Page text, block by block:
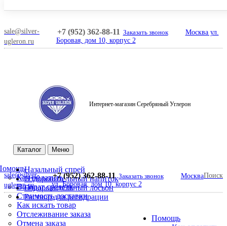
sale@silver-
ugleron.ru
+7 (952) 362-88-11 Заказать звонок
Москва ул.
Боровая, дом 10, корпус 2
Интернет-магазин Серебряный Углерон
Каталог Меню
Как оплатить
Возврат средств
Стоимость доставки
Как искать товар
Отслеживание заказа
Отмена заказа
Назальный спрей
Оздоровительный напиток
Оздоровительный лосьон
Раствор для регидрации
sale@silver-
ugleron.ru
+7 (952) 362-88-11 Заказать звонок
Москва
ул. Боровая, дом 10, корпус 2
Поиск
Помощь